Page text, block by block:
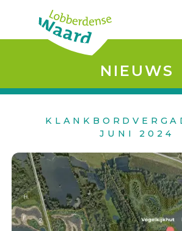
NIEUWS
JUNI 2024